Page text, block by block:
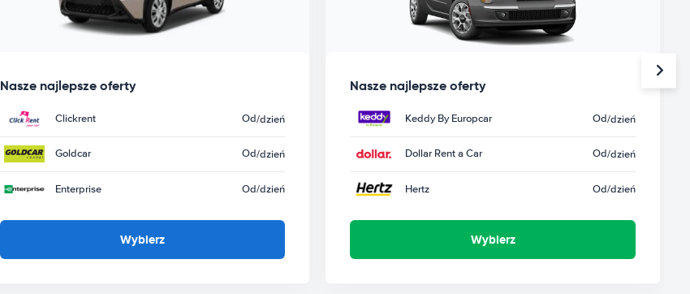
Nasze najlepsze oferty
Clickrent Od/dzień
Goldcar Od/dzień
Enterprise Od/dzień
Wybierz
Nasze najlepsze oferty
Keddy By Europcar Od/dzień
Dollar Rent a Car Od/dzień
Hertz Od/dzień
Wybierz